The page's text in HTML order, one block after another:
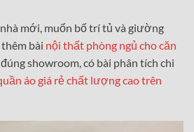
mới, muốn bố trí tủ và giường
bài nội thất phòng ngủ cho căn
showroom, có bài phân tích chi
áo giá rẻ chất lượng cao trên